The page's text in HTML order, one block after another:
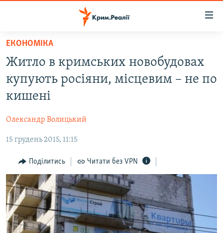
Перейти
основного
матеріалу
Перейти
до
основної
Перейти
пошуку
ВІДЕО ТА ФОТО
БЛОГИ
ПОГЛЯД
ІНТЕРВ'Ю
ВСЕ ЗА ДЕНЬ
СПЕЦПРОЕКТИ
ДЕПОРТАЦІЯ
ЯК ОБІЙТИ БЛОКУВАННЯ
ЕКОНОМІКА
Житло в кримських новобудовах
купують росіяни, місцевим – не по
кишені
Олександр Волицький
15 грудень 2015, 11:15
Поділитись Читати без VPN